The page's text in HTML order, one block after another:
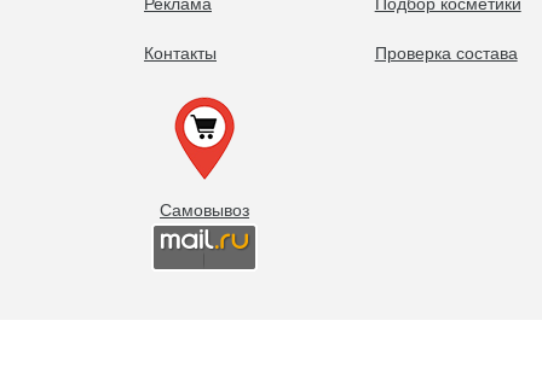
Контакты Проверка состава
Самовывоз